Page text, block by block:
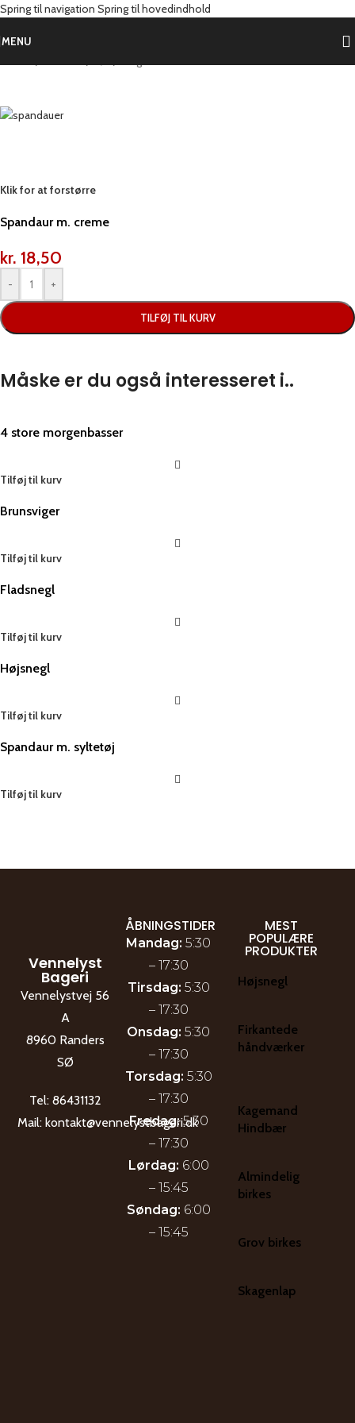
Spring til navigation Spring til hovedindhold
MENU
Klik for at forstørre
Spandaur m. creme
kr. 18,50
- +
TILFØJ TIL KURV
Måske er du også interesseret i..
4 store morgenbasser
Tilføj til kurv
Brunsviger
Tilføj til kurv
Fladsnegl
Tilføj til kurv
Højsnegl
Tilføj til kurv
Spandaur m. syltetøj
Tilføj til kurv
Vennelyst
Bageri
Vennelystvej 56
A
8960 Randers
SØ
Tel: 86431132
Mail:kontakt@vennelystbageri.dk
ÅBNINGSTIDER
Mandag: 5:30
– 17:30
Tirsdag: 5:30
– 17:30
Onsdag: 5:30
– 17:30
Torsdag: 5:30
– 17:30
Fredag:5:30
– 17:30
Lørdag: 6:00
– 15:45
Søndag: 6:00
– 15:45
MEST
POPULÆRE
PRODUKTER
Højsnegl
Firkantede
håndværker
Kagemand
Hindbær
Almindelig
birkes
Grov birkes
Skagenlap